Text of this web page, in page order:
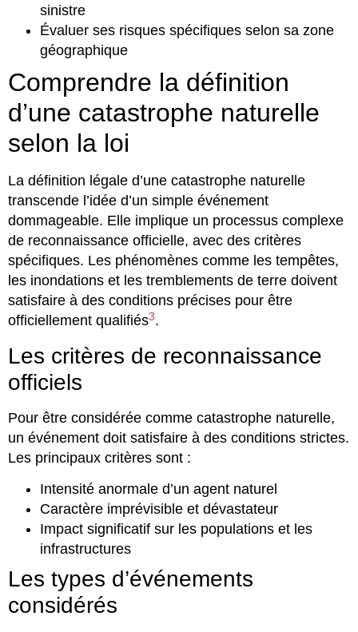
sinistre
Évaluer ses risques spécifiques selon sa zone
géographique
Comprendre la définition
d’une catastrophe naturelle
selon la loi
La définition légale d’une catastrophe naturelle
transcende l’idée d’un simple événement
dommageable. Elle implique un processus complexe
de reconnaissance officielle, avec des critères
spécifiques. Les phénomènes comme les tempêtes,
les inondations et les tremblements de terre doivent
satisfaire à des conditions précises pour être
officiellement qualifiés3.
Les critères de reconnaissance
officiels
Pour être considérée comme catastrophe naturelle,
un événement doit satisfaire à des conditions strictes.
Les principaux critères sont :
Intensité anormale d’un agent naturel
Caractère imprévisible et dévastateur
Impact significatif sur les populations et les
infrastructures
Les types d’événements
considérés